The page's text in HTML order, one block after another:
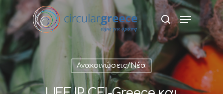
Hit enter to search or ESC to close
Ανακοινώσεις/Νέα